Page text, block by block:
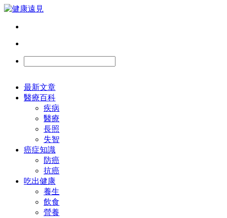
最新文章
醫療百科
疾病
醫療
長照
失智
癌症知識
防癌
抗癌
吃出健康
養生
飲食
營養